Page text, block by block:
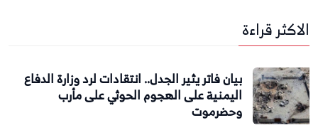
الاكثر قراءة
بيان فاتر يثير الجدل.. انتقادات لرد وزارة الدفاع
اليمنية على الهجوم الحوثي على مأرب
وحضرموت